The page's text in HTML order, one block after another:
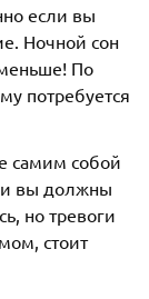
если вы
Ночной сон
По
потребуется
самим собой
вы должны
но тревоги
стоит